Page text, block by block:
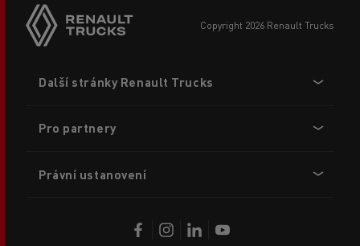
copyright 2026 Renault Trucks
menu
Další stránky Renault Trucks
Pro partnery
Právní ustanovení